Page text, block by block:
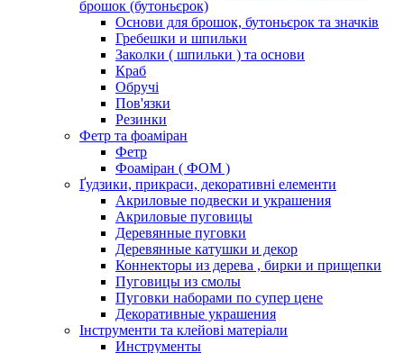
брошок (бутоньєрок)
Основи для брошок, бутоньєрок та значків
Гребешки и шпильки
Заколки ( шпильки ) та основи
Краб
Обручі
Пов'язки
Резинки
Фетр та фоаміран
Фетр
Фоаміран ( ФОМ )
Ґудзики, прикраси, декоративні елементи
Акриловые подвески и украшения
Акриловые пуговицы
Деревянные пуговки
Деревянные катушки и декор
Коннекторы из дерева , бирки и прищепки
Пуговицы из смолы
Пуговки наборами по супер цене
Декоративные украшения
Інструменти та клейові матеріали
Инструменты